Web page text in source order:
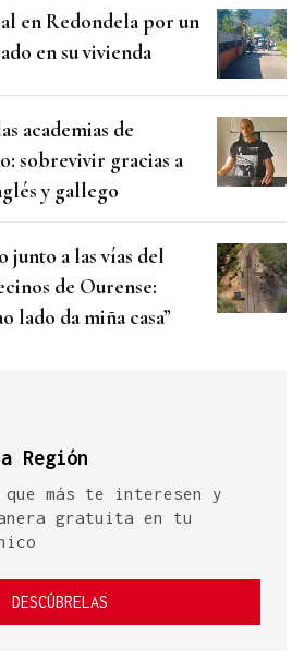
en Redondela por un
en su vivienda
academias de
sobrevivir gracias a
y gallego
junto a las vías del
de Ourense:
lado da miña casa”
Región
más te interesen y
gratuita en tu
DESCÚBRELAS